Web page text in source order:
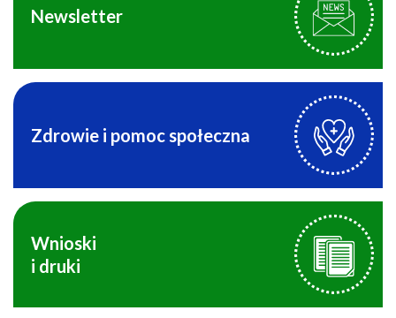
Newsletter
Zdrowie i pomoc społeczna
Wnioski
i druki